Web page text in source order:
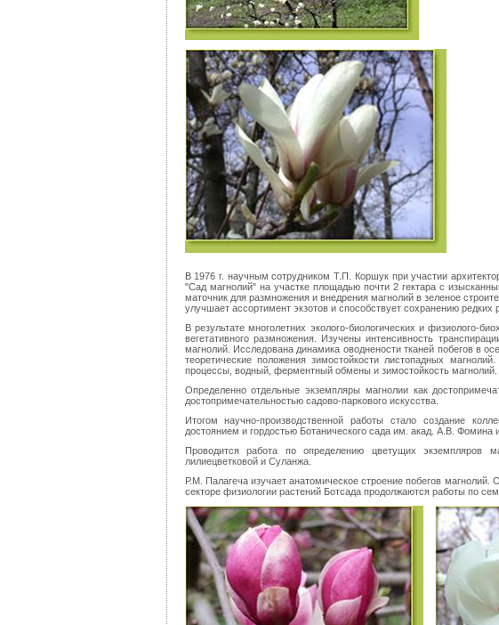
В 1976 г. научным сотрудником Т.П. Коршук при участии
"Сад магнолий" на участке площадью почти 2 гектара с
маточник для размножения и внедрения магнолий в зеленое
улучшает ассортимент экзотов и способствует сохранению редких
В результате многолетних эколого-биологических и физиолого-
вегетативного размножения. Изучены интенсивность
магнолий. Исследована динамика оводнености тканей побегов в
теоретические положения зимостойкости листопадных
процессы, водный, ферментный обмены и зимостойкость магнолий.
Определенно отдельные экземпляры магнолии как
достопримечательностью садово-паркового искусства.
Итогом научно-производственной работы стало создание
достоянием и гордостью Ботанического сада им. акад. А.В. Фомина
Проводится работа по определению цветущих экземпляров
лилиецветковой и Суланжа.
Р.М. Палагеча изучает анатомическое строение побегов
секторе физиологии растений Ботсада продолжаются работы по